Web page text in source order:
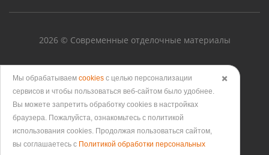
2026 © Современные отделочные материалы
Версия для печати
✖️
Мы обрабатываем cookies с целью персонализации
сервисов и чтобы пользоваться веб-сайтом было удобнее.
Вы можете запретить обработку сookies в настройках
браузера. Пожалуйста, ознакомьтесь с политикой
использования cookies. Продолжая пользоваться сайтом,
вы соглашаетесь с Политикой обработки персональных